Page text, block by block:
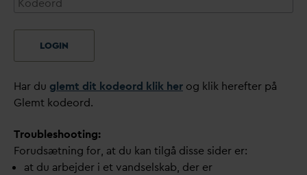
LOGIN
Har du glemt dit kodeord klik her og klik herefter på
Glemt kodeord.
Troubleshooting:
Forudsætning for, at du kan tilgå disse sider er:
at du arbejder i et vandselskab, der er